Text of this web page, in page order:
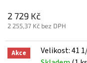
2 729 Kč
2 255,37 Kč bez DPH
Akce
Velikost: 41